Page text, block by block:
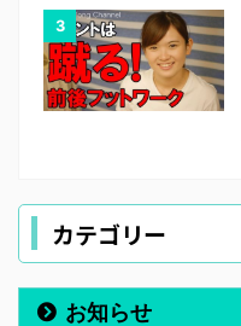
カテゴリー
お知らせ